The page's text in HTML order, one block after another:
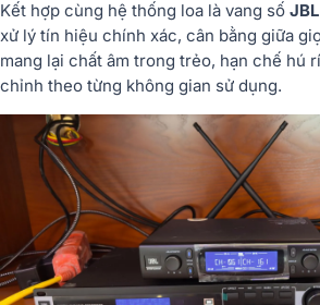
Kết hợp cùng hệ thống loa là vang số
xử lý tín hiệu chính xác, cân bằng giữa
mang lại chất âm trong trẻo, hạn chế hú
chỉnh theo từng không gian sử dụng.